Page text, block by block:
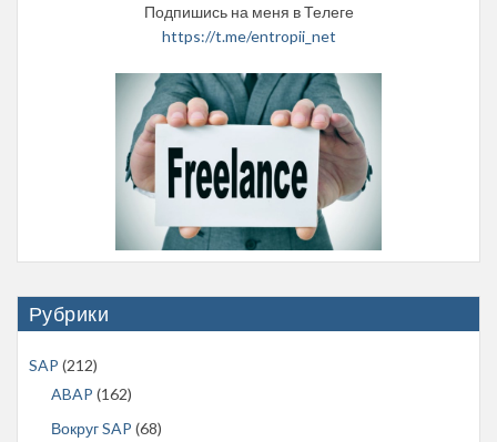
Подпишись на меня в Телеге
https://t.me/entropii_net
Рубрики
SAP (212)
ABAP (162)
Вокруг SAP (68)